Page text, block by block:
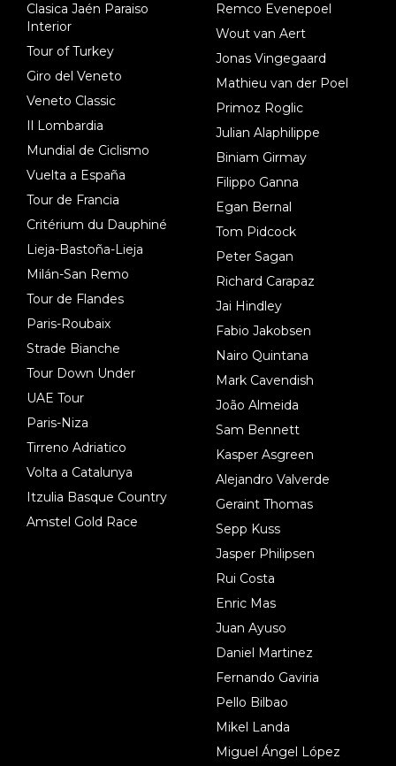
Clasica Jaén Paraiso
Interior
Tour of Turkey
Giro del Veneto
Veneto Classic
Il Lombardia
Mundial de Ciclismo
Vuelta a España
Tour de Francia
Critérium du Dauphiné
Lieja-Bastoña-Lieja
Milán-San Remo
Tour de Flandes
Paris-Roubaix
Strade Bianche
Tour Down Under
UAE Tour
Paris-Niza
Tirreno Adriatico
Volta a Catalunya
Itzulia Basque Country
Amstel Gold Race
Remco Evenepoel
Wout van Aert
Jonas Vingegaard
Mathieu van der Poel
Primoz Roglic
Julian Alaphilippe
Biniam Girmay
Filippo Ganna
Egan Bernal
Tom Pidcock
Peter Sagan
Richard Carapaz
Jai Hindley
Fabio Jakobsen
Nairo Quintana
Mark Cavendish
João Almeida
Sam Bennett
Kasper Asgreen
Alejandro Valverde
Geraint Thomas
Sepp Kuss
Jasper Philipsen
Rui Costa
Enric Mas
Juan Ayuso
Daniel Martinez
Fernando Gaviria
Pello Bilbao
Mikel Landa
Miguel Ángel López